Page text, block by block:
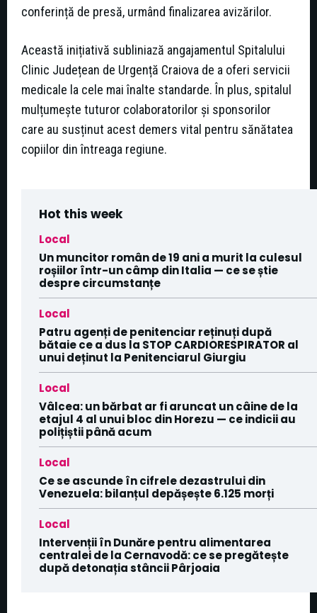
conferință de presă, urmând finalizarea avizărilor.
Această inițiativă subliniază angajamentul Spitalului
Clinic Județean de Urgență Craiova de a oferi servicii
medicale la cele mai înalte standarde. În plus, spitalul
mulțumește tuturor colaboratorilor și sponsorilor
care au susținut acest demers vital pentru sănătatea
copiilor din întreaga regiune.
Hot this week
Local
Un muncitor român de 19 ani a murit la culesul
roșiilor într-un câmp din Italia — ce se știe
despre circumstanțe
Local
Patru agenți de penitenciar reținuți după
bătaie ce a dus la STOP CARDIORESPIRATOR al
unui deținut la Penitenciarul Giurgiu
Local
Vâlcea: un bărbat ar fi aruncat un câine de la
etajul 4 al unui bloc din Horezu — ce indicii au
polițiștii până acum
Local
Ce se ascunde în cifrele dezastrului din
Venezuela: bilanțul depășește 6.125 morți
Local
Intervenții în Dunăre pentru alimentarea
centralei de la Cernavodă: ce se pregătește
după detonația stâncii Pârjoaia